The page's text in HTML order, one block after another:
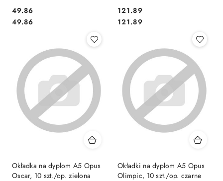
Cena:
49.86
Cena:
49.86
Cena:
121.89
Cena:
121.89
Okładka na dyplom A5 Opus
Oscar, 10 szt./op. zielona
Okładki na dyplom A5 Opus
Olimpic, 10 szt./op. czarne